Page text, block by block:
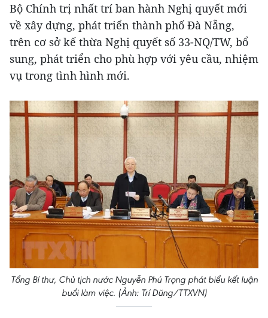
Bộ Chính trị nhất trí ban hành Nghị quyết mới
về xây dựng, phát triển thành phố Đà Nẵng,
trên cơ sở kế thừa Nghị quyết số 33-NQ/TW, bổ
sung, phát triển cho phù hợp với yêu cầu, nhiệm
vụ trong tình hình mới.
Tổng Bí thư, Chủ tịch nước Nguyễn Phú Trọng phát biểu kết luận
buổi làm việc. (Ảnh: Trí Dũng/TTXVN)